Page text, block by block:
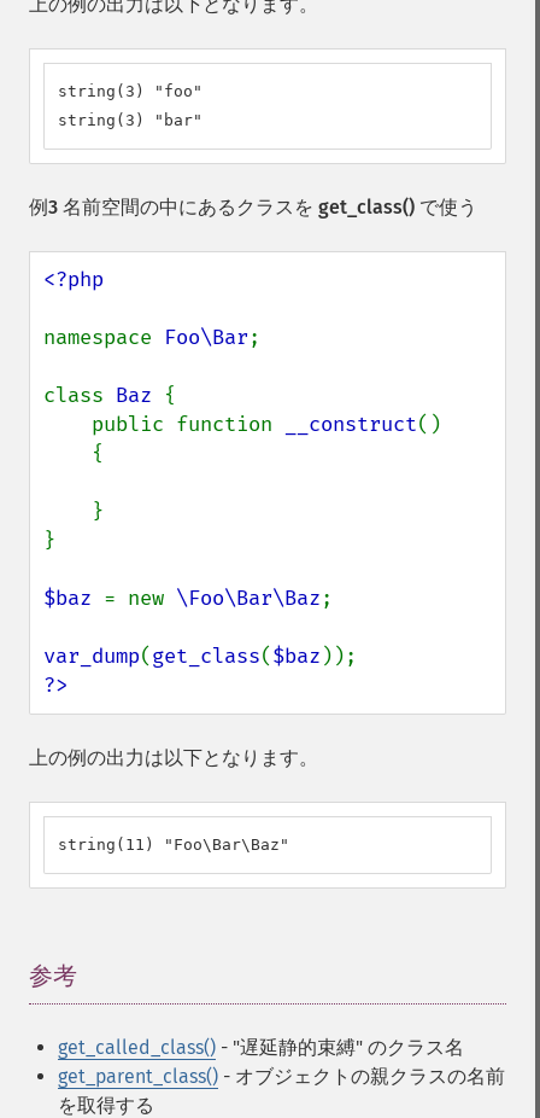
string(3) "foo"
string(3) "bar"
例3 名前空間の中にあるクラスを get_class() で使う
<?php
namespace Foo\Bar;
class Baz {
    public function
__construct()
}
$baz = new \Foo\Bar\Baz;
var_dump(get_class($baz
?>
上の例の出力は以下となります。
string(11) "Foo\Bar\Baz"
参考
get_called_class() - "遅延静的束縛" のクラス名
get_parent_class() - オブジェクトの親クラスの名前
を取得する